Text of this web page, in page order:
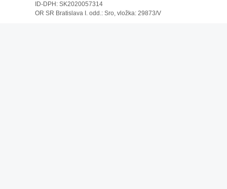
ID-DPH: SK2020057314
OR SR Bratislava I. odd.: Sro, vložka: 29873/V